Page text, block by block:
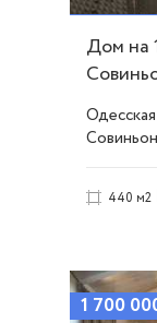
Дом на
440 м2
1 700